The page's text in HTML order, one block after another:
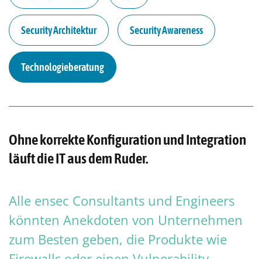
Security Architektur Security Awareness
Technologieberatung
Ohne korrekte Konfiguration und Integration
läuft die IT aus dem Ruder.
Alle ensec Consultants und Engineers
könnten Anekdoten von Unternehmen
zum Besten geben, die Produkte wie